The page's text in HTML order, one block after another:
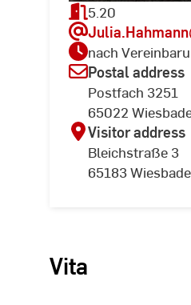
5.20
Julia.Hahmann
nach
Postal address
Postfach 3251
65022
Visitor address
Bleichstraße 3
65183
Vita